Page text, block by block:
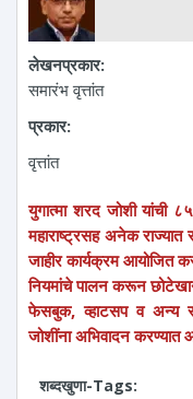
लेखनप्रकार:
समारंभ वृत्तांत
प्रकार:
वृत्तांत
युगात्मा शरद जोशी यांची
महाराष्ट्रसह अनेक राज्यात
जाहीर कार्यक्रम आयोजित
नियमांचे पालन करून
फेसबुक, व्हाटसप व अन्य
जोशींना अभिवादन
शब्दखुणा-Tags: